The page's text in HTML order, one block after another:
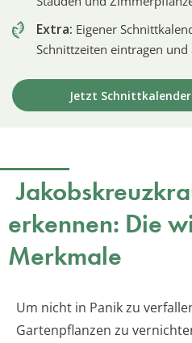
Extra: Eigener
Schnittzeiten eintragen und
Jetzt
erkennen: Die
Merkmale
Um nicht in Panik zu
Gartenpflanzen zu